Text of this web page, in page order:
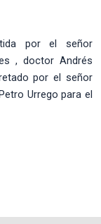
por el señor
, doctor Andrés
por el señor
Urrego para el